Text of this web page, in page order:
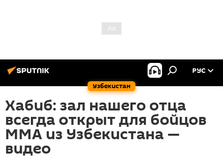
Узбекистан
РУС
Хабиб: зал нашего отца
всегда открыт для бойцов
ММА из Узбекистана —
видео